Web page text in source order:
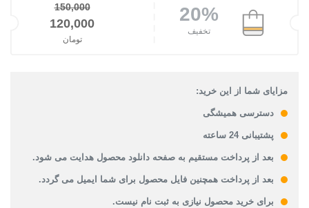
20%
تخفیف
150,000
قیمت اصلی: 150,000تومان بود.
120,000
تومان
مزایای شما از این خرید:
دسترسی همیشگی
پشتیبانی 24 ساعته
بعد از پرداخت مستقیم به صفحه دانلود محصول هدایت می شود.
بعد از پرداخت همچنین فایل محصول برای شما ایمیل می گردد.
برای خرید محصول نیازی به ثبت نام نیست.